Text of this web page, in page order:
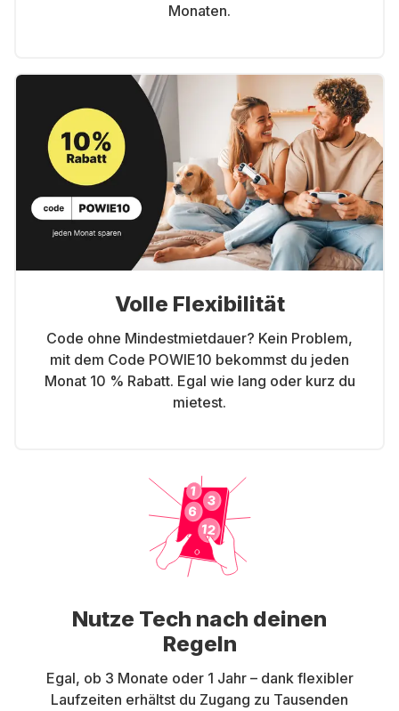
Monaten.
Volle Flexibilität
Code ohne Mindestmietdauer? Kein Problem,
mit dem Code POWIE10 bekommst du jeden
Monat 10 % Rabatt. Egal wie lang oder kurz du
mietest.
Nutze Tech nach deinen
Regeln
Egal, ob 3 Monate oder 1 Jahr – dank flexibler
Laufzeiten erhältst du Zugang zu Tausenden